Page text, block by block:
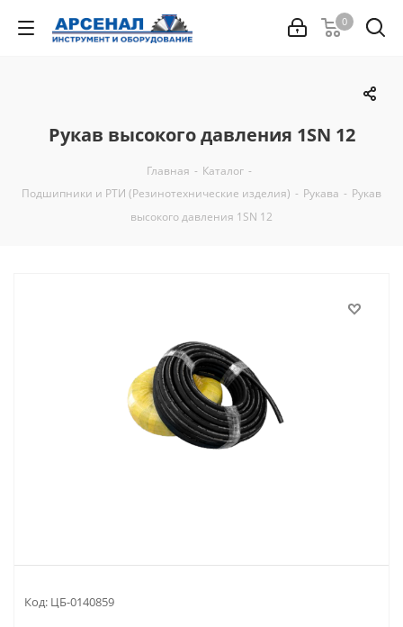
0
Рукав высокого давления 1SN 12
Главная - Каталог -
Подшипники и РТИ (Резинотехнические изделия) - Рукава - Рукав
высокого давления 1SN 12
Код: ЦБ-0140859